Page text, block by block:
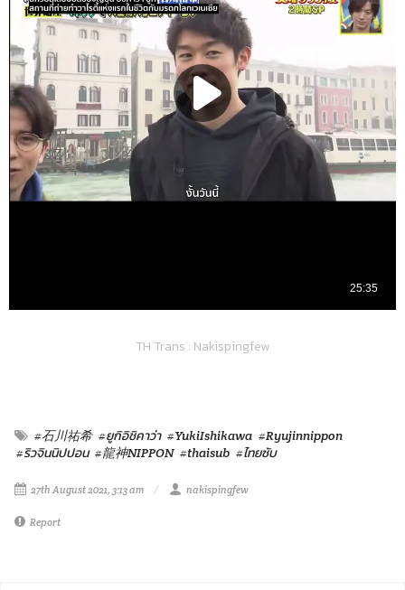
TH Trans : Nakispingfew
#石川祐希 #ยูกิอิชิคาว่า #YukiIshikawa #Ryujinnippon
#ริวจินนิปปอน #龍神NIPPON #thaisub #ไทยซับ
27th August 2021, 3:13 am nakispingfew
Report